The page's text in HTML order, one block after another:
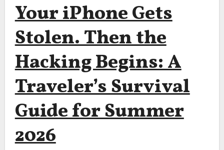
Your iPhone Gets
Stolen. Then the
Hacking Begins: A
Traveler’s Survival
Guide for Summer
2026